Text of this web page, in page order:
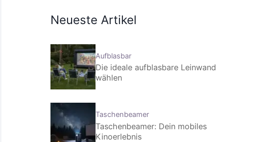
Neueste Artikel
Aufblasbar
Die ideale aufblasbare Leinwand
wählen
Taschenbeamer
Taschenbeamer: Dein mobiles
Kinoerlebnis